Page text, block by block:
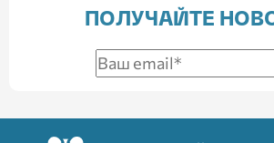
ПОЛУЧАЙТЕ